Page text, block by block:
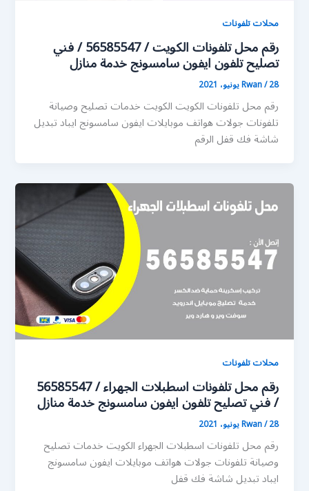
محلات تلفونات
رقم محل تلفونات الكويت / 56585547 / فني
تصليح تلفون ايفون سامسونج خدمة منازل
Rwan/28 يونيو، 2021
رقم محل تلفونات الكويت الكويت خدمات تصليح وصيانة
تلفونات جولات هواتف موبايلات ايفون سامسونج ايباد تبديل
شاشة فك قفل الرقم
محلات تلفونات
رقم محل تلفونات اسطبلات الجهراء / 56585547
/ فني تصليح تلفون ايفون سامسونج خدمة منازل
Rwan/28 يونيو، 2021
رقم محل تلفونات اسطبلات الجهراء الكويت خدمات تصليح
وصيانة تلفونات جولات هواتف موبايلات ايفون سامسونج
ايباد تبديل شاشة فك قفل